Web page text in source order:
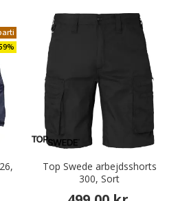
Top Swede arbejdsshorts
300, Sort